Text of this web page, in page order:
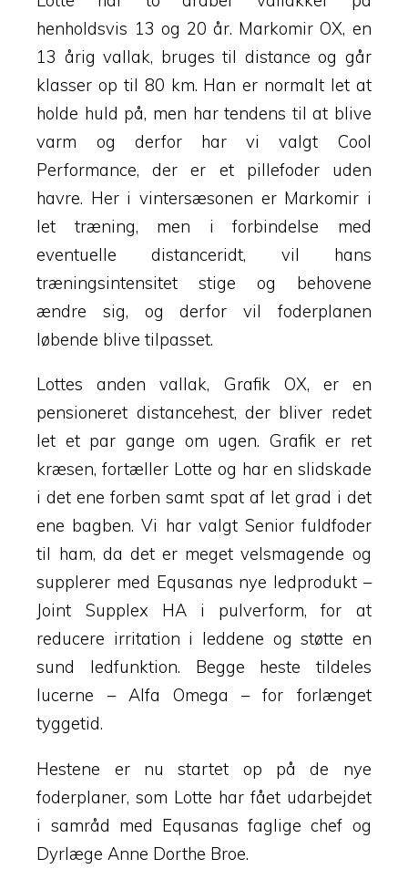
henholdsvis 13 og 20 år. Markomir OX, en
13 årig vallak, bruges til distance og går
klasser op til 80 km. Han er normalt let at
holde huld på, men har tendens til at blive
varm og derfor har vi valgt Cool
Performance, der er et pillefoder uden
havre. Her i vintersæsonen er Markomir i
let træning, men i forbindelse med
eventuelle distanceridt, vil hans
træningsintensitet stige og behovene
ændre sig, og derfor vil foderplanen
løbende blive tilpasset.
Lottes anden vallak, Grafik OX, er en
pensioneret distancehest, der bliver redet
let et par gange om ugen. Grafik er ret
kræsen, fortæller Lotte og har en slidskade
i det ene forben samt spat af let grad i det
ene bagben. Vi har valgt Senior fuldfoder
til ham, da det er meget velsmagende og
supplerer med Equsanas nye ledprodukt –
Joint Supplex HA i pulverform, for at
reducere irritation i leddene og støtte en
sund ledfunktion. Begge heste tildeles
lucerne – Alfa Omega – for forlænget
tyggetid.
Hestene er nu startet op på de nye
foderplaner, som Lotte har fået udarbejdet
i samråd med Equsanas faglige chef og
Dyrlæge Anne Dorthe Broe.